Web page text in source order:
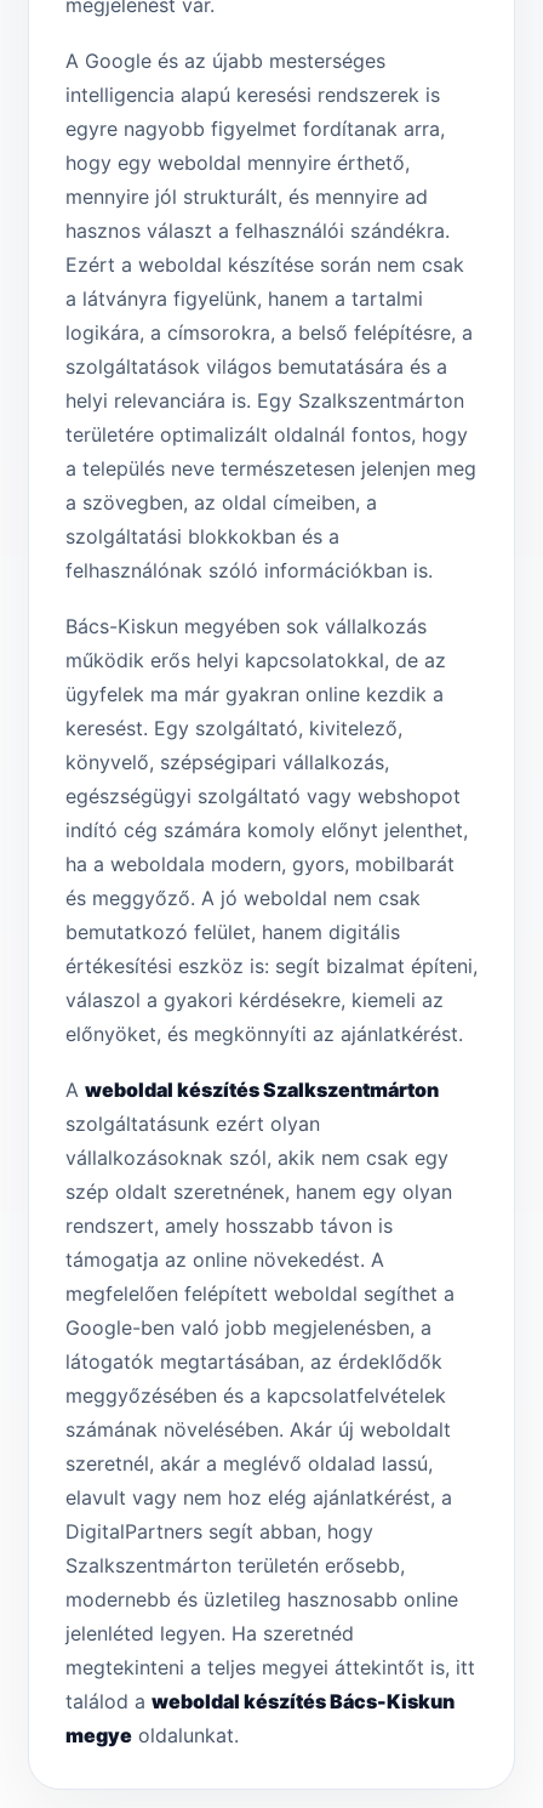
megjelenést vár.
A Google és az újabb mesterséges
intelligencia alapú keresési rendszerek is
egyre nagyobb figyelmet fordítanak arra,
hogy egy weboldal mennyire érthető,
mennyire jól strukturált, és mennyire ad
hasznos választ a felhasználói szándékra.
Ezért a weboldal készítése során nem csak
a látványra figyelünk, hanem a tartalmi
logikára, a címsorokra, a belső felépítésre, a
szolgáltatások világos bemutatására és a
helyi relevanciára is. Egy Szalkszentmárton
területére optimalizált oldalnál fontos, hogy
a település neve természetesen jelenjen meg
a szövegben, az oldal címeiben, a
szolgáltatási blokkokban és a
felhasználónak szóló információkban is.
Bács-Kiskun megyében sok vállalkozás
működik erős helyi kapcsolatokkal, de az
ügyfelek ma már gyakran online kezdik a
keresést. Egy szolgáltató, kivitelező,
könyvelő, szépségipari vállalkozás,
egészségügyi szolgáltató vagy webshopot
indító cég számára komoly előnyt jelenthet,
ha a weboldala modern, gyors, mobilbarát
és meggyőző. A jó weboldal nem csak
bemutatkozó felület, hanem digitális
értékesítési eszköz is: segít bizalmat építeni,
válaszol a gyakori kérdésekre, kiemeli az
előnyöket, és megkönnyíti az ajánlatkérést.
A weboldal készítés Szalkszentmárton
szolgáltatásunk ezért olyan
vállalkozásoknak szól, akik nem csak egy
szép oldalt szeretnének, hanem egy olyan
rendszert, amely hosszabb távon is
támogatja az online növekedést. A
megfelelően felépített weboldal segíthet a
Google-ben való jobb megjelenésben, a
látogatók megtartásában, az érdeklődők
meggyőzésében és a kapcsolatfelvételek
számának növelésében. Akár új weboldalt
szeretnél, akár a meglévő oldalad lassú,
elavult vagy nem hoz elég ajánlatkérést, a
DigitalPartners segít abban, hogy
Szalkszentmárton területén erősebb,
modernebb és üzletileg hasznosabb online
jelenléted legyen. Ha szeretnéd
megtekinteni a teljes megyei áttekintőt is, itt
találod a weboldal készítés Bács-Kiskun
megye oldalunkat.